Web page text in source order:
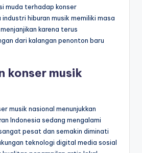
muda terhadap konser
industri hiburan musik memiliki masa
karena terus
dari kalangan penonton baru
konser musik
musik nasional menunjukkan
Indonesia sedang mengalami
pesat dan semakin diminati
teknologi digital media sosial